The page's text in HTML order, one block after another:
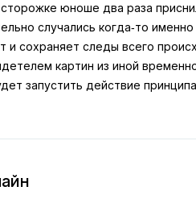
юноше два раза
случались когда‑то
и сохраняет следы всего
картин из иной
запустить действие